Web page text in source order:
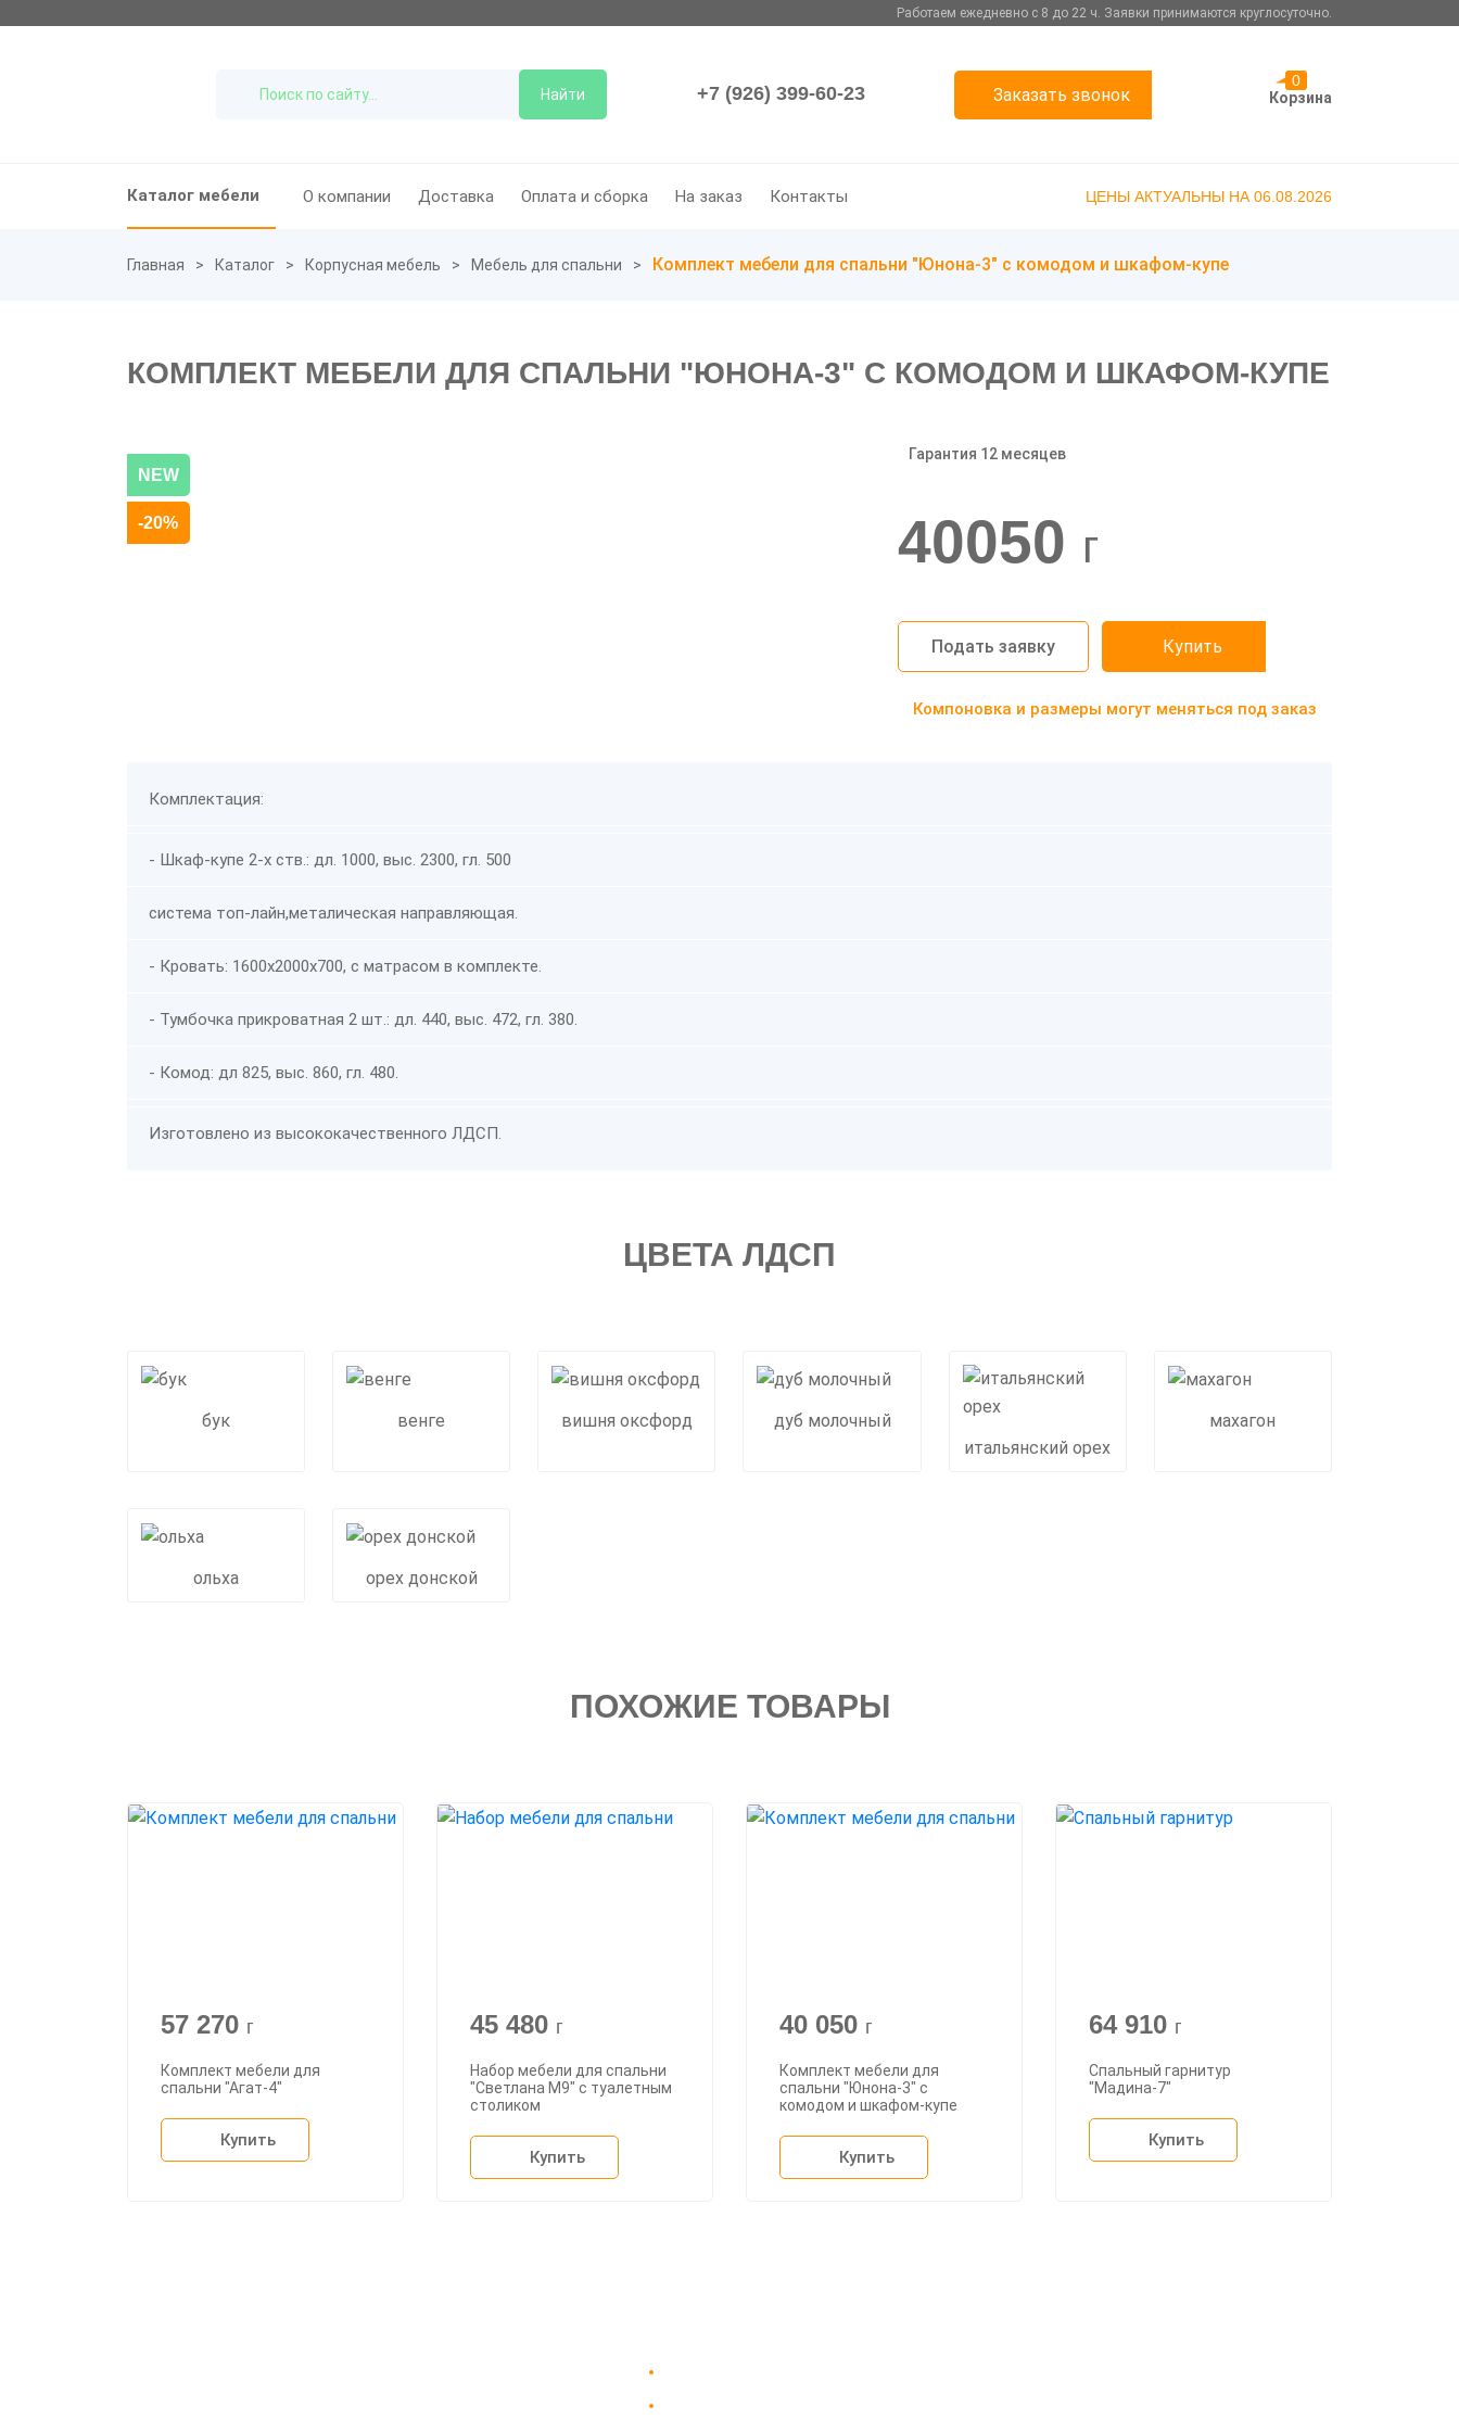
Работаем ежедневно с 8 до 22 ч. Заявки принимаются круглосуточно.
Найти +7 (926) 399-60-23 Заказать звонок
0
Корзина
Каталог мебели О компании Доставка Оплата и сборка На заказ Контакты ЦЕНЫ АКТУАЛЬНЫ НА 06.08.2026
Главная Каталог Корпусная мебель Мебель для спальни Комплект мебели для спальни "Юнона-3" с комодом и шкафом-купе
КОМПЛЕКТ МЕБЕЛИ ДЛЯ СПАЛЬНИ "ЮНОНА-3" С КОМОДОМ И ШКАФОМ-КУПЕ
NEW
-20%
Гарантия 12 месяцев
40050 г
Подать заявку Купить
Компоновка и размеры могут меняться под заказ
Комплектация:
- Шкаф-купе 2-х ств.: дл. 1000, выс. 2300, гл. 500
система топ-лайн,металическая направляющая.
- Кровать: 1600х2000х700, с матрасом в комплекте.
- Тумбочка прикроватная 2 шт.: дл. 440, выс. 472, гл. 380.
- Комод: дл 825, выс. 860, гл. 480.
Изготовлено из высококачественного ЛДСП.
ЦВЕТА ЛДСП
бук венге вишня оксфорд
дуб молочный
итальянский орех
махагон
ольха орех донской
ПОХОЖИЕ ТОВАРЫ
57 270 г
Комплект мебели для
спальни "Агат-4"
Купить
45 480 г
Набор мебели для спальни
"Светлана М9" с туалетным
столиком
Купить
40 050 г
Комплект мебели для
спальни "Юнона-3" с
комодом и шкафом-купе
Купить
64 910 г
Спальный гарнитур
"Мадина-7"
Купить